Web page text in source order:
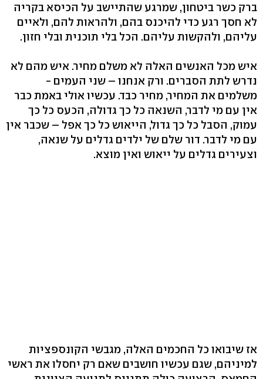
ברק כשר ביטחון, שמרגע שהתיישב על הכיסא בקריה
לא חסך רגע כדי להיכנס בהם, ולהראות להם, ולאיים
עליהם, ולהקשות עליהם. הכל בלי תוכנית ובלי חזון.
איש מכל האנשים האלה לא משלם מחיר. איש מהם לא
נדרש לתת הסברים. ורק אנחנו – שני העמים -
משלמים את המחיר, מחיר כבד. עכשיו אולי באמת כבר
אין עם מי לדבר, השנאה כל כך גדולה, הכעס כל כך
עמוק, הסבל כל כך גדול, הייאוש כל כך אפל – שכבר אין
עם מי לדבר. דור שלם של ילדים גדלים על שנאה,
וצעירים גדלים על ייאוש ואין מוצא.
אז שיבואו כל החכמים האלה, מגבשי הקונספציות
למיניהם, שגם עכשיו חושבים שאם רק יחסלו את ראשי